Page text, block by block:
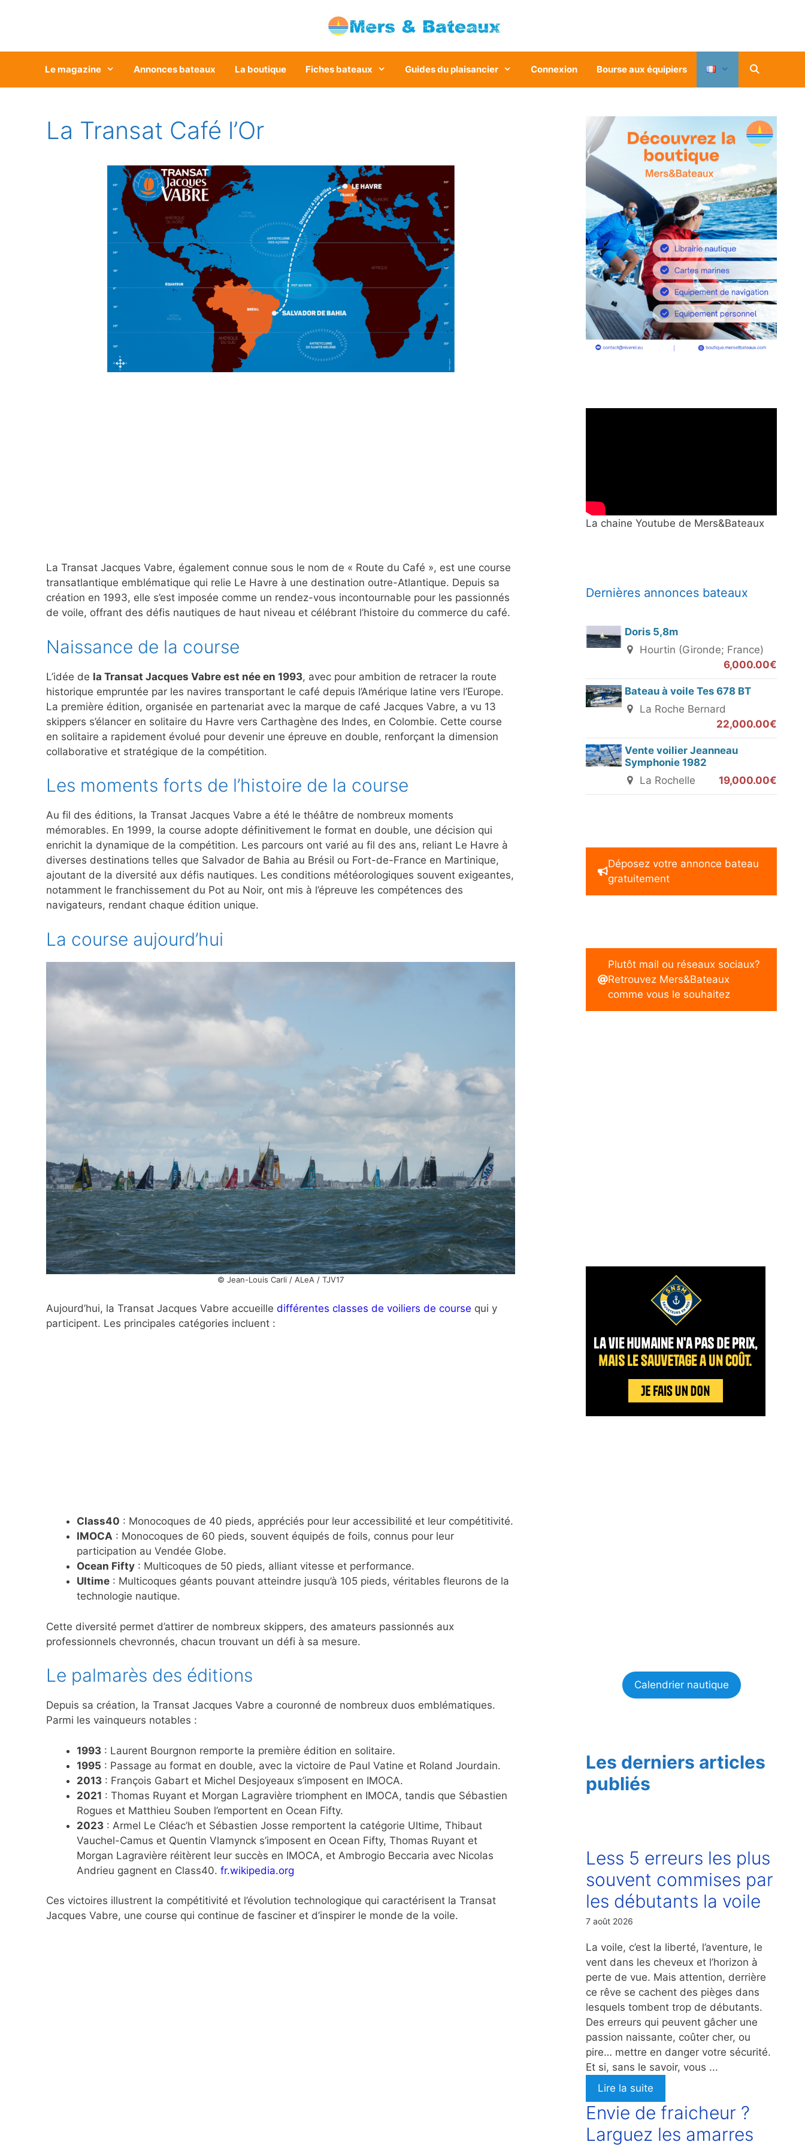
Le magazine Annonces bateaux La boutique Fiches bateaux Guides du plaisancier Connexion Bourse aux équipiers
La Transat Café l’Or
La Transat Jacques Vabre, également connue sous le nom de « Route du Café », est une course
transatlantique emblématique qui relie Le Havre à une destination outre-Atlantique. Depuis sa
création en 1993, elle s’est imposée comme un rendez-vous incontournable pour les passionnés
de voile, offrant des défis nautiques de haut niveau et célébrant l’histoire du commerce du café.
Naissance de la course
L’idée de la Transat Jacques Vabre est née en 1993, avec pour ambition de retracer la route
historique empruntée par les navires transportant le café depuis l’Amérique latine vers l’Europe.
La première édition, organisée en partenariat avec la marque de café Jacques Vabre, a vu 13
skippers s’élancer en solitaire du Havre vers Carthagène des Indes, en Colombie. Cette course
en solitaire a rapidement évolué pour devenir une épreuve en double, renforçant la dimension
collaborative et stratégique de la compétition.
Les moments forts de l’histoire de la course
Au fil des éditions, la Transat Jacques Vabre a été le théâtre de nombreux moments
mémorables. En 1999, la course adopte définitivement le format en double, une décision qui
enrichit la dynamique de la compétition. Les parcours ont varié au fil des ans, reliant Le Havre à
diverses destinations telles que Salvador de Bahia au Brésil ou Fort-de-France en Martinique,
ajoutant de la diversité aux défis nautiques. Les conditions météorologiques souvent exigeantes,
notamment le franchissement du Pot au Noir, ont mis à l’épreuve les compétences des
navigateurs, rendant chaque édition unique.
La course aujourd’hui
© Jean-Louis Carli / ALeA / TJV17
Aujourd’hui, la Transat Jacques Vabre accueille différentes classes de voiliers de course qui y
participent. Les principales catégories incluent :
Class40 : Monocoques de 40 pieds, appréciés pour leur accessibilité et leur compétitivité.
IMOCA : Monocoques de 60 pieds, souvent équipés de foils, connus pour leur
participation au Vendée Globe.
Ocean Fifty : Multicoques de 50 pieds, alliant vitesse et performance.
Ultime : Multicoques géants pouvant atteindre jusqu’à 105 pieds, véritables fleurons de la
technologie nautique.
Cette diversité permet d’attirer de nombreux skippers, des amateurs passionnés aux
professionnels chevronnés, chacun trouvant un défi à sa mesure.
Le palmarès des éditions
Depuis sa création, la Transat Jacques Vabre a couronné de nombreux duos emblématiques.
Parmi les vainqueurs notables :
1993 : Laurent Bourgnon remporte la première édition en solitaire.
1995 : Passage au format en double, avec la victoire de Paul Vatine et Roland Jourdain.
2013 : François Gabart et Michel Desjoyeaux s’imposent en IMOCA.
2021 : Thomas Ruyant et Morgan Lagravière triomphent en IMOCA, tandis que Sébastien
Rogues et Matthieu Souben l’emportent en Ocean Fifty.
2023 : Armel Le Cléac’h et Sébastien Josse remportent la catégorie Ultime, Thibaut
Vauchel-Camus et Quentin Vlamynck s’imposent en Ocean Fifty, Thomas Ruyant et
Morgan Lagravière réitèrent leur succès en IMOCA, et Ambrogio Beccaria avec Nicolas
Andrieu gagnent en Class40. fr.wikipedia.org
Ces victoires illustrent la compétitivité et l’évolution technologique qui caractérisent la Transat
Jacques Vabre, une course qui continue de fasciner et d’inspirer le monde de la voile.
La chaine Youtube de Mers&Bateaux
Dernières annonces bateaux
Doris 5,8m
Hourtin (Gironde; France)
6,000.00€
Bateau à voile Tes 678 BT
La Roche Bernard
22,000.00€
Vente voilier Jeanneau
Symphonie 1982
La Rochelle
19,000.00€
Déposez votre annonce bateau
gratuitement
Plutôt mail ou réseaux sociaux?
Retrouvez Mers&Bateaux
comme vous le souhaitez
Calendrier nautique
Les derniers articles
publiés
Less 5 erreurs les plus
souvent commises par
les débutants la voile
7 août 2026
La voile, c’est la liberté, l’aventure, le
vent dans les cheveux et l’horizon à
perte de vue. Mais attention, derrière
ce rêve se cachent des pièges dans
lesquels tombent trop de débutants.
Des erreurs qui peuvent gâcher une
passion naissante, coûter cher, ou
pire… mettre en danger votre sécurité.
Et si, sans le savoir, vous ...
Lire la suite
Envie de fraicheur ?
Larguez les amarres